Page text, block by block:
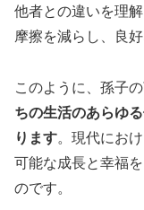
他者との違いを理
摩擦を減らし、良
このように、孫子
ちの生活のあらゆ
ります。現代にお
可能な成長と幸福
のです。